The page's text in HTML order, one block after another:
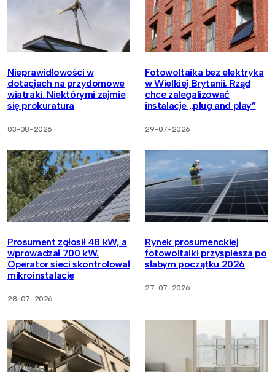
Nieprawidłowości w
dotacjach na przydomowe
wiatraki. Niektórymi zajmie
się prokuratura
03-08-2026
Fotowoltaika bez elektryka
w Wielkiej Brytanii. Rząd
chce zalegalizować
instalacje „plug and play”
29-07-2026
Prosument zgłosił 48 kW, a
wprowadzał 700 kW.
Operator sieci skontrolował
mikroinstalacje
28-07-2026
Rynek prosumenckiej
fotowoltaiki przyspiesza po
słabym początku 2026
27-07-2026